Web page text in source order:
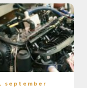
september